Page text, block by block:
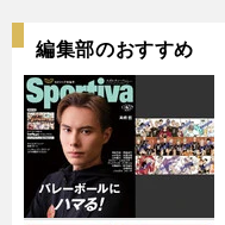
編集部のおすすめ